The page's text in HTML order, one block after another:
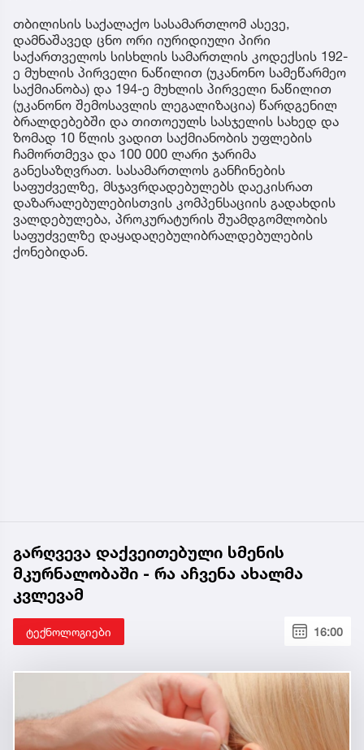
თბილისის საქალაქო სასამართლომ ასევე,
დამნაშავედ ცნო ორი იურიდიული პირი
საქართველოს სისხლის სამართლის კოდექსის 192-
ე მუხლის პირველი ნაწილით (უკანონო სამეწარმეო
საქმიანობა) და 194-ე მუხლის პირველი ნაწილით
(უკანონო შემოსავლის ლეგალიზაცია) წარდგენილ
ბრალდებებში და თითოეულს სასჯელის სახედ და
ზომად 10 წლის ვადით საქმიანობის უფლების
ჩამორთმევა და 100 000 ლარი ჯარიმა
განესაზღვრათ. სასამართლოს განჩინების
საფუძველზე, მსჯავრდადებულებს დაეკისრათ
დაზარალებულებისთვის კომპენსაციის გადახდის
ვალდებულება, პროკურატურის შუამდგომლობის
საფუძველზე დაყადაღებულიბრალდებულების
ქონებიდან.
გარღვევა დაქვეითებული სმენის
მკურნალობაში - რა აჩვენა ახალმა
კვლევამ
ტექნოლოგიები 16:00